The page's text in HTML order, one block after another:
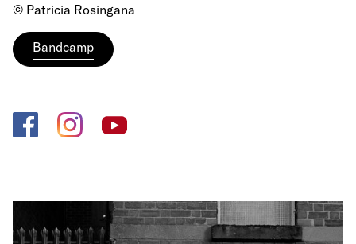
© Patricia Rosingana
Bandcamp